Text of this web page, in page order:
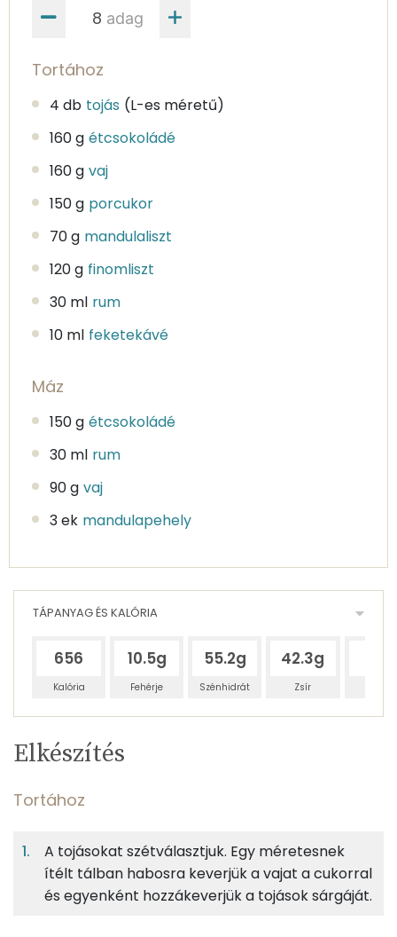
adag
Tortához
4 db tojás (L-es méretű)
160 g étcsokoládé
160 g vaj
150 g porcukor
70 g mandulaliszt
120 g finomliszt
30 ml rum
10 ml feketekávé
Máz
150 g étcsokoládé
30 ml rum
90 g vaj
3 ek mandulapehely
TÁPANYAG ÉS KALÓRIA
656
Kalória
10.5g
Fehérje
55.2g
Szénhidrát
42.3g
Zsír
Egy
adagban
7%
Tortához
TÁPANYAGTARTALOM
7%
Fehérje
40%
Szénhidrát
30%
Zsír
23%
Víz
Elkészítés
Tortához
A tojásokat szétválasztjuk. Egy méretesnek
ítélt tálban habosra keverjük a vajat a cukorral
és egyenként hozzákeverjük a tojások sárgáját.